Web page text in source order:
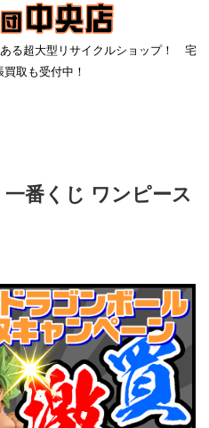
る超大型リサイクルショップ！ 宅
取も受付中！
番くじ ワンピース